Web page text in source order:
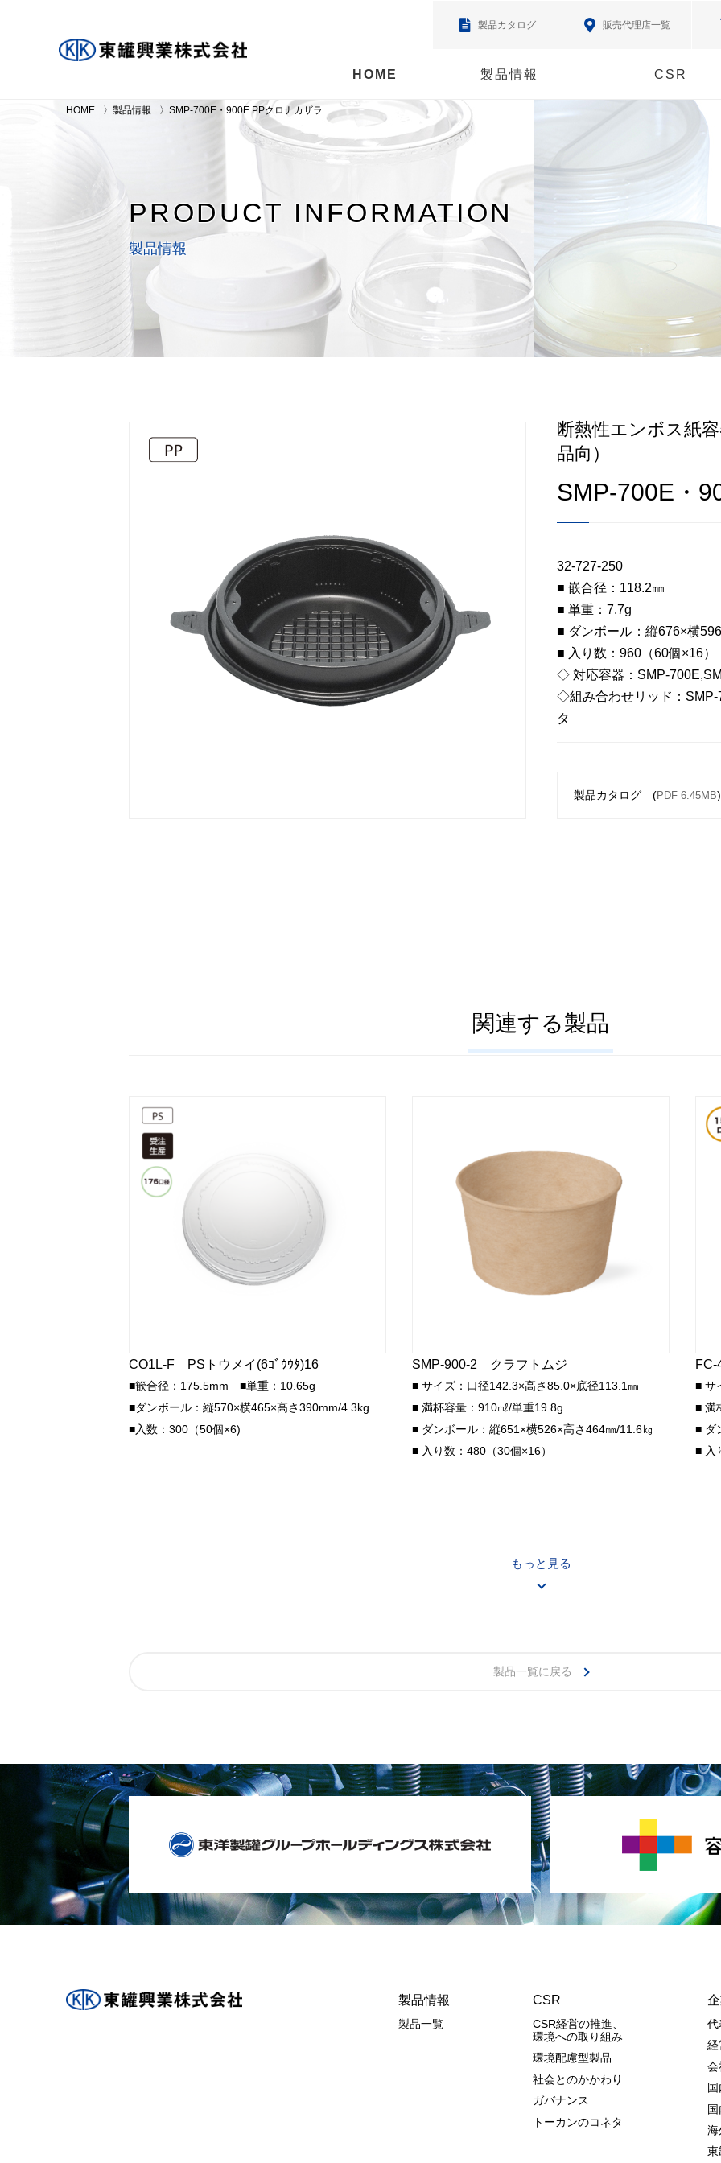
製品カタログ 販売代理店一覧
HOME 製品情報 CSR
HOME 製品情報 SMP-700E・900E PPクロナカザラ
PRODUCT INFORMATION
製品情報
断熱性エンボス紙
品向）
SMP-700E・
32-727-250
■ 嵌合径：118.2㎜
■ 単重：7.7g
■ ダンボール：縦676×横
■ 入り数：960（60個×16）
◇ 対応容器：SMP-
◇組み合わせリッド：
タ
製品カタログ (PDF 6.45MB)
関連する製品
CO1L-F PSトウメイ(6ｺﾞｳｳﾀ)16
■篏合径：175.5mm ■単重：10.65g
■ダンボール：縦570×横465×高さ390mm/4.3kg
■入数：300（50個×6)
SMP-900-2 クラフトムジ
■ サイズ：口径142.3×高さ85.0×底径113.1㎜
■ 満杯容量：910㎖/単重19.8g
■ ダンボール：縦651×横526×高さ464㎜/11.6㎏
■ 入り数：480（30個×16）
■ サ
■ 満
■ ダ
■ 入
もっと見る
製品一覧に戻る
製品情報
製品一覧
CSR
CSR経営の推進、
環境への取り組み
環境配慮型製品
社会とのかかわり
ガバナンス
トーカンのコネタ
代
経
会
海
東